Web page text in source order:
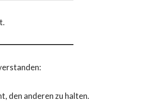
den anderen zu halten.